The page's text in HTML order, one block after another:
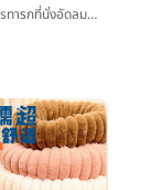
จุดเกาหลีinsทารกที่นั่งอัดลมแบบพกพาเล็กโซฟาทารกต่อต้านตกที่นั่ง6เดือนเรียนนั่งอาบน้ำม้านั่ง